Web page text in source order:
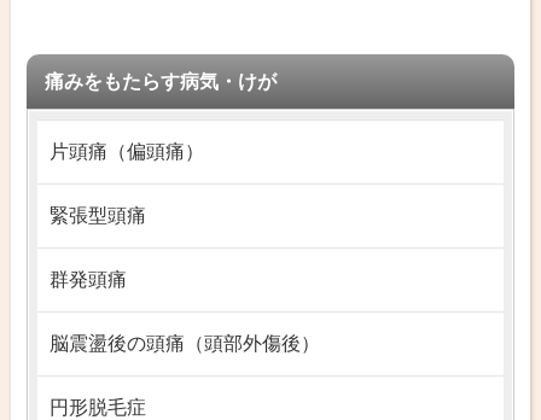
痛みをもたらす病気・けが
片頭痛（偏頭痛）
緊張型頭痛
群発頭痛
脳震盪後の頭痛（頭部外傷後）
円形脱毛症